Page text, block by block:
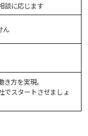
談に応じます
ん
方を実現。
でスタートさせましょ